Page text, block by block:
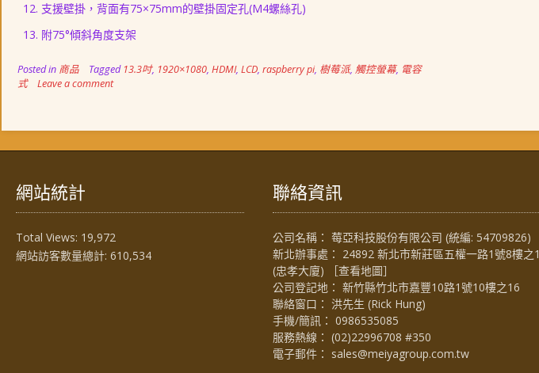
支援壁掛，背面有75×75mm的壁掛固定孔(M4螺絲孔)
附75°傾斜角度支架
Posted in 商品 Tagged 13.3吋, 1920×1080, HDMI, LCD, raspberry pi, 樹莓派, 觸控螢幕, 電容
式
Leave a comment
網站統計
Total Views: 19,972
網站訪客數量總計: 610,534
聯絡資訊
公司名稱： 莓亞科技股份有限公司 (統編: 54709826)
新北辦事處： 24892 新北市新莊區五權一路1號8樓之1
(忠孝大廈) ［查看地圖］
公司登記地： 新竹縣竹北市嘉豐10路1號10樓之16
聯絡窗口： 洪先生 (Rick Hung)
手機/簡訊： 0986535085
服務熱線： (02)22996708 #350
電子郵件： sales@meiyagroup.com.tw